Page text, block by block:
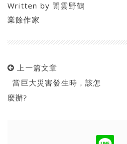
Written by 閒雲野鶴
業餘作家
上一篇文章
當巨大災害發生時，該怎
麼辦?